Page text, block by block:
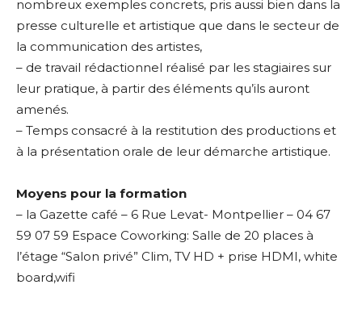
Adresse email*
Nom
nombreux exemples concrets, pris aussi bien dans la
presse culturelle et artistique que dans le secteur de
la communication des artistes,
– de travail rédactionnel réalisé par les stagiaires sur
leur pratique, à partir des éléments qu’ils auront
amenés.
– Temps consacré à la restitution des productions et
à la présentation orale de leur démarche artistique.
Moyens pour la formation
– la Gazette café – 6 Rue Levat- Montpellier – 04 67
59 07 59 Espace Coworking: Salle de 20 places à
l’étage “Salon privé” Clim, TV HD + prise HDMI, white
board,wifi